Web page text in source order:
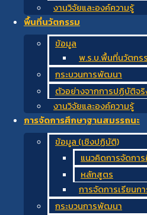
งานวิจัยและองค์ความรู้
พื้นที่นวัตกรรม
ข้อมูล
พ.ร.บ.พื้นที่นวัตกร
กระบวนการพัฒนา
ตัวอย่างจากการปฏิบัติจ
งานวิจัยและองค์ความรู้
การจัดการศึกษาฐานสมรรถนะ
ข้อมูล (เชิงปฏิบัติ)
แนวคิดการจัดกา
หลักสูตร
การจัดการเรียนก
กระบวนการพัฒนา